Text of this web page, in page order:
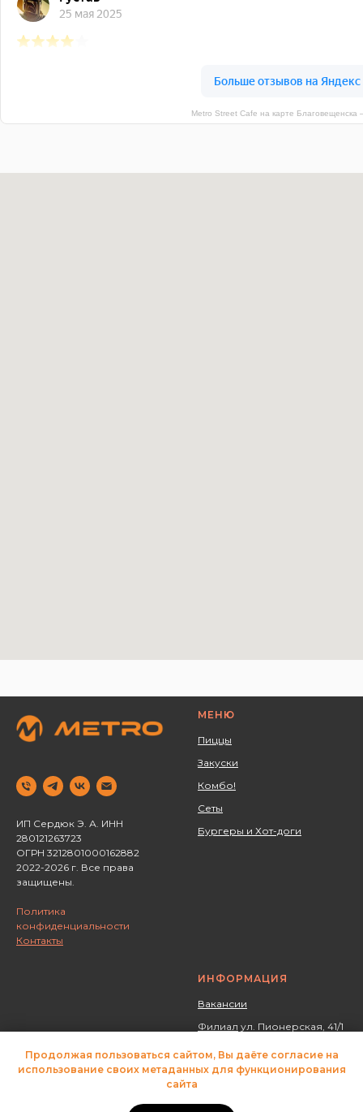
Metro Street Cafe на карте
ИП Сердюк Э. А. ИНН
280121263723 ‌
ОГРН 3212801000162882
2022-2026 г. Все права
защищены.
Политика
конфиденциальности
Контакты
МЕНЮ
Пиццы
Закуски
Комбо!
Сеты
Бургеры и Хот-доги
ИНФОРМАЦИЯ
Вакансии
Филиал ул. Пионерская, 41/1
Сообщить о проблеме
Условия доставки
Продолжая пользоваться сайтом, Вы даёте согласие на
использование своих метаданных для функционирования
сайта